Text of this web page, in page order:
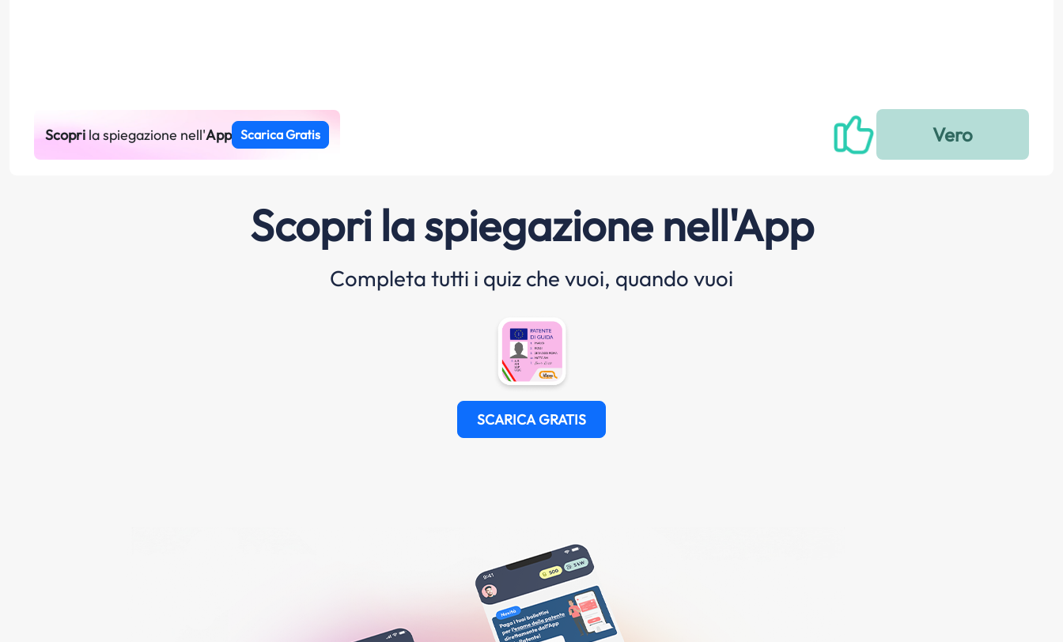
Scoprila spiegazione nell'App Scarica Gratis
Scopri la spiegazione nell'App
Completa tutti i quiz che vuoi, quando vuoi
SCARICA GRATIS